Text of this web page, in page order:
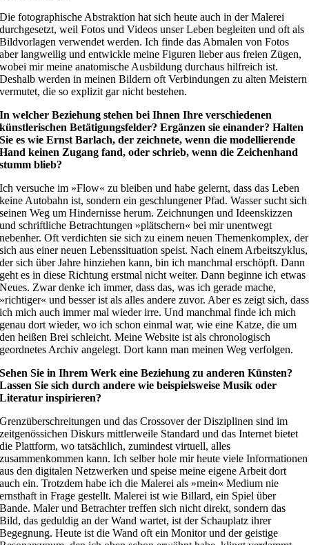
Die fotographische Abstraktion hat sich heute auch in der Malerei
durchgesetzt, weil Fotos und Videos unser Leben begleiten und oft als
Bildvorlagen verwendet werden. Ich finde das Abmalen von Fotos
aber langweilig und entwickle meine Figuren lieber aus freien Zügen,
wobei mir meine anatomische Ausbildung durchaus hilfreich ist.
Deshalb werden in meinen Bildern oft Verbindungen zu alten Meistern
vermutet, die so explizit gar nicht bestehen.
In welcher Beziehung stehen bei Ihnen Ihre verschiedenen
künstlerischen Betätigungsfelder? Ergänzen sie einander? Halten
Sie es wie Ernst Barlach, der zeichnete, wenn die modellierende
Hand keinen Zugang fand, oder schrieb, wenn die Zeichenhand
stumm blieb?
Ich versuche im »Flow« zu bleiben und habe gelernt, dass das Leben
keine Autobahn ist, sondern ein geschlungener Pfad. Wasser sucht sich
seinen Weg um Hindernisse herum. Zeichnungen und Ideenskizzen
und schriftliche Betrachtungen »plätschern« bei mir unentwegt
nebenher. Oft verdichten sie sich zu einem neuen Themenkomplex, der
sich aus einer neuen Lebenssituation speist. Nach einem Arbeitszyklus,
der sich über Jahre hinziehen kann, bin ich manchmal erschöpft. Dann
geht es in diese Richtung erstmal nicht weiter. Dann beginne ich etwas
Neues. Zwar denke ich immer, dass das, was ich gerade mache,
»richtiger« und besser ist als alles andere zuvor. Aber es zeigt sich, dass
ich mich auch immer mal wieder irre. Und manchmal finde ich mich
genau dort wieder, wo ich schon einmal war, wie eine Katze, die um
den heißen Brei schleicht. Meine Website ist als chronologisch
geordnetes Archiv angelegt. Dort kann man meinen Weg verfolgen.
Sehen Sie in Ihrem Werk eine Beziehung zu anderen Künsten?
Lassen Sie sich durch andere wie beispielsweise Musik oder
Literatur inspirieren?
Grenzüberschreitungen und das Crossover der Disziplinen sind im
zeitgenössichen Diskurs mittlerweile Standard und das Internet bietet
die Plattform, wo tatsächlich, zumindest virtuell, alles
zusammenkommen kann. Ich selber hole mir heute viele Informationen
aus den digitalen Netzwerken und speise meine eigene Arbeit dort
auch ein. Trotzdem habe ich die Malerei als »mein« Medium nie
ernsthaft in Frage gestellt. Malerei ist wie Billard, ein Spiel über
Bande. Maler und Betrachter treffen sich nicht direkt, sondern das
Bild, das geduldig an der Wand wartet, ist der Schauplatz ihrer
Begegnung. Heute ist die Wand oft ein Monitor und der geistige